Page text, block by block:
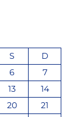
S
D
6
7
13
14
20
21